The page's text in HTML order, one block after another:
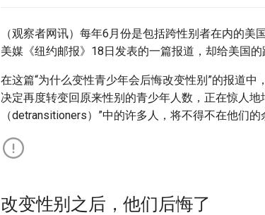
（观察者网讯）每年6月份是包括跨性别者在内的美
美媒《纽约邮报》18日发表的一篇报道，却给美国的
在这篇“为什么变性青少年会后悔改变性别”的报道中
决定再度转变回原来性别的青少年人数，正在惊人
（detransitioners）”中的许多人，将不得不在他们
改变性别之后，他们后悔了